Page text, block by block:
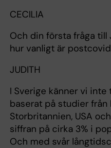
CECILIA
Och din första fråga till
hur vanligt är
JUDITH
I Sverige känner vi
baserat på studier från
Storbritannien, USA
siffran på cirka 3% i
Och med svår